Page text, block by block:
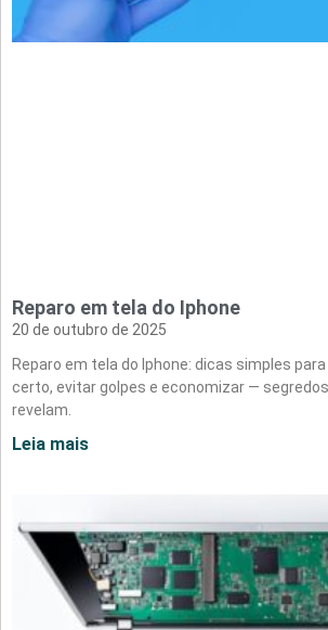
Reparo em tela do Iphone
20 de outubro de 2025
Reparo em tela do Iphone: dicas simples
certo, evitar golpes e economizar —
revelam.
Leia mais